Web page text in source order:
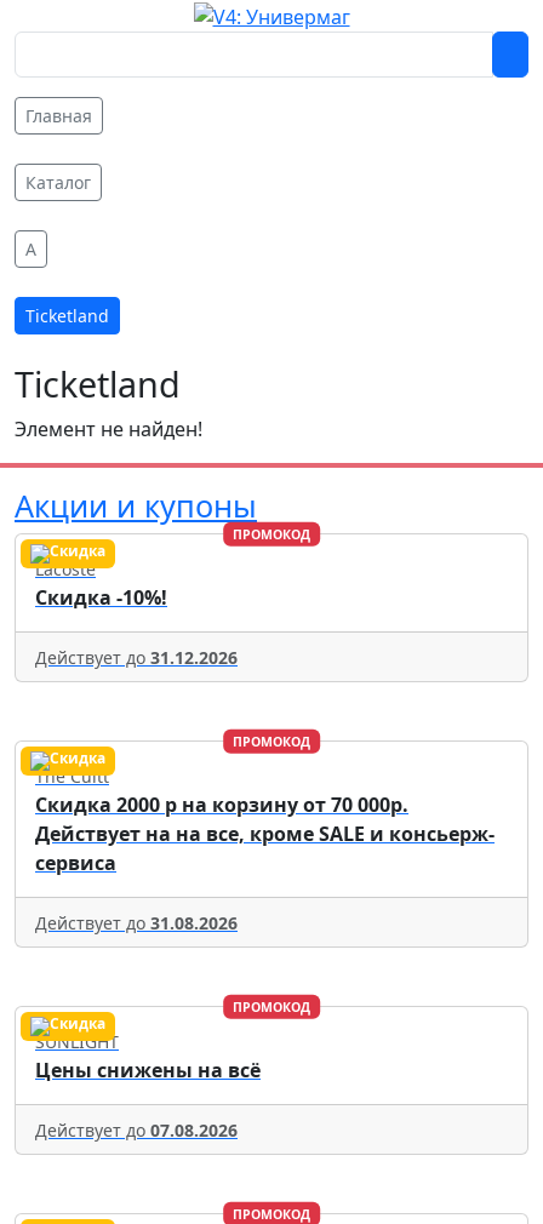
Главная
Каталог
A
Ticketland
Ticketland
Элемент не найден!
Акции и купоны
ПРОМОКОД
Lacoste
Скидка -10%!
Действует до 31.12.2026
ПРОМОКОД
The Cultt
Скидка 2000 р на корзину от 70 000р.
Действует на на все, кроме SALE и консьерж-
сервиса
Действует до 31.08.2026
ПРОМОКОД
SUNLIGHT
Цены снижены на всё
Действует до 07.08.2026
ПРОМОКОД